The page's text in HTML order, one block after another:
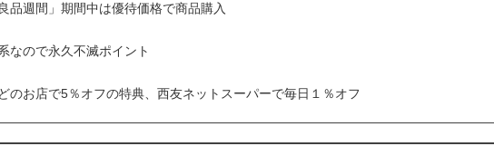
良品週間」期間中は優待価格で商品購入
なので永久不滅ポイント
のお店で5％オフの特典、西友ネットスーパーで毎日１％オフ